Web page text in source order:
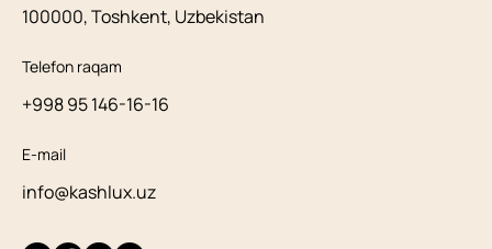
100000, Toshkent, Uzbekistan
Telefon raqam
+998 95 146-16-16
E-mail
info@kashlux.uz